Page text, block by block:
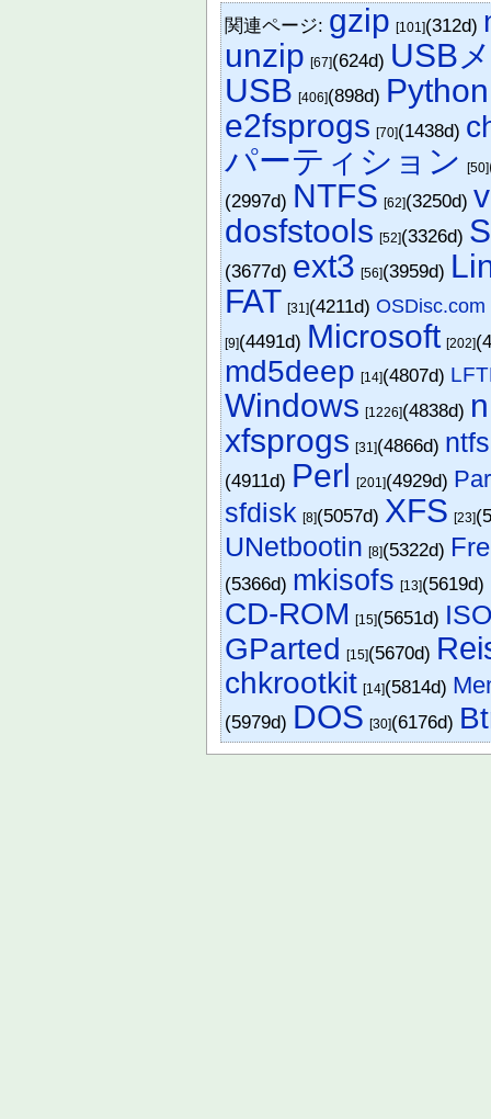
関連ページ: gzip [101](312d)
unzip [67](624d) USB
USB [406](898d) Python
e2fsprogs [70](1438d)
パーティション [50]
(2997d) NTFS [62](3250d)
dosfstools [52](3326d)
(3677d) ext3 [56](3959d)
FAT [31](4211d)OSDisc.com
[9](4491d) Microsoft [202]
md5deep [14](4807d)
Windows [1226](4838d)
xfsprogs [31](4866d)
(4911d) Perl [201](4929d)
sfdisk [8](5057d) XFS [23]
UNetbootin [8](5322d)
(5366d) mkisofs [13](5619d)
CD-ROM [15](5651d)
GParted [15](5670d)
chkrootkit [14](5814d)
(5979d) DOS [30](6176d)